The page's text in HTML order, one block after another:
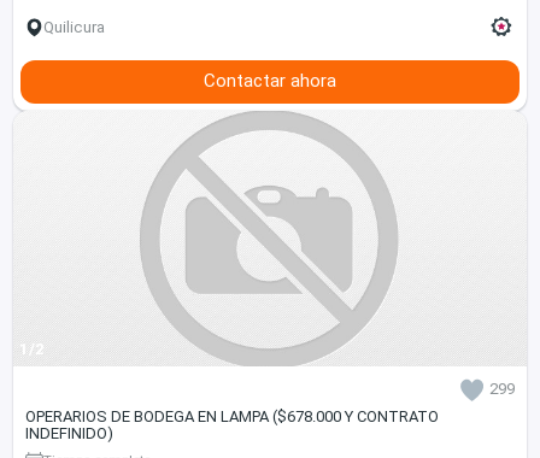
Quilicura
Contactar ahora
1/2
299
OPERARIOS DE BODEGA EN LAMPA ($678.000 Y CONTRATO
INDEFINIDO)